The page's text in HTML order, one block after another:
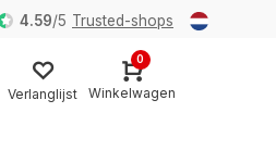
4.59/5 Trusted-shops
Verlanglijst
0
Winkelwagen